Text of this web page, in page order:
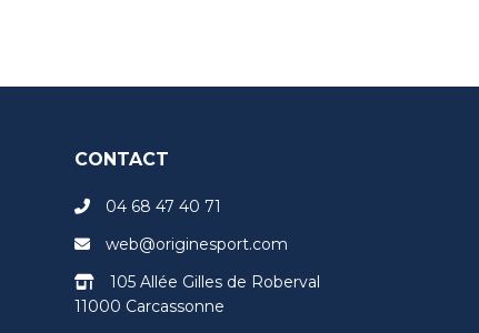
CONTACT
04 68 47 40 71
web@originesport.com
105 Allée Gilles de Roberval
11000 Carcassonne